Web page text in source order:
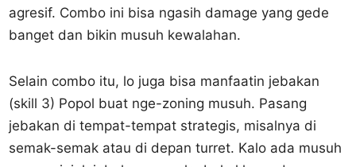
agresif. Combo ini bisa ngasih damage yang gede
banget dan bikin musuh kewalahan.
Selain combo itu, lo juga bisa manfaatin jebakan
(skill 3) Popol buat nge-zoning musuh. Pasang
jebakan di tempat-tempat strategis, misalnya di
semak-semak atau di depan turret. Kalo ada musuh